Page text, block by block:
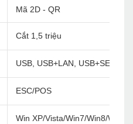
Mã 2D - QR
Cắt 1,5 triệu
USB, USB+LAN,
ESC/POS
Win XP/Vista/Win7/Win8/